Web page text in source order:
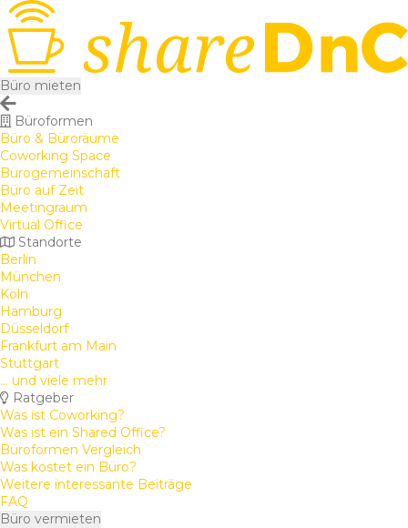
Büro mieten
Büroformen
Büro & Büroräume
Coworking Space
Bürogemeinschaft
Büro auf Zeit
Meetingraum
Virtual Office
Standorte
Berlin
München
Köln
Hamburg
Düsseldorf
Frankfurt am Main
Stuttgart
... und viele mehr
Ratgeber
Was ist Coworking?
Was ist ein Shared Office?
Büroformen Vergleich
Was kostet ein Büro?
Weitere interessante Beiträge
FAQ
Büro vermieten